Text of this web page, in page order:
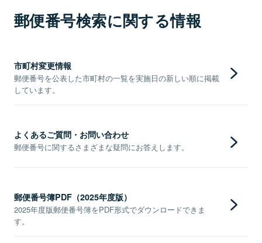
郵便番号検索に関する情報
市町村変更情報
郵便番号を公表した市町村の一覧を実施日の新しい順に掲載
しています。
よくあるご質問・お問い合わせ
郵便番号に関するさまざまな疑問にお答えします。
郵便番号簿PDF（2025年度版）
2025年度版郵便番号簿をPDF形式でダウンロードできま
す。